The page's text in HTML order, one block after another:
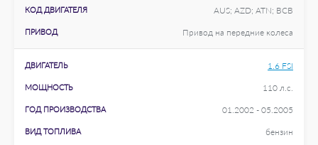
КОД ДВИГАТЕЛЯ AUS; AZD; ATN; BCB
ПРИВОД Привод на передние колеса
ДВИГАТЕЛЬ 1.6 FSI
МОЩНОСТЬ 110 л.с.
ГОД ПРОИЗВОДСТВА 01.2002 - 05.2005
ВИД ТОПЛИВА бензин